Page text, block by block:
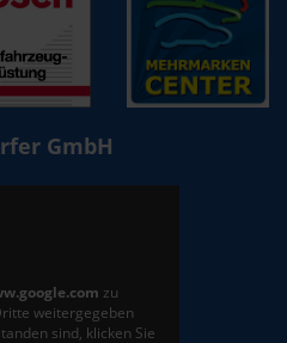
GmbH
zu
weitergegeben
sind, klicken Sie